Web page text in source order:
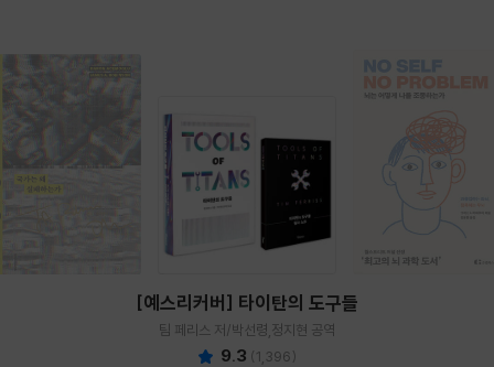
[예스리커버] 타이탄의 도구들
팀 페리스 저/박선령,정지현 공역
9.3 (1,396)